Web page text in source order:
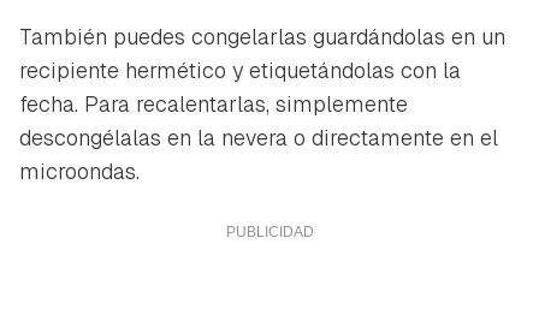
También puedes congelarlas guardándolas en un
recipiente hermético y etiquetándolas con la
fecha. Para recalentarlas, simplemente
descongélalas en la nevera o directamente en el
microondas.